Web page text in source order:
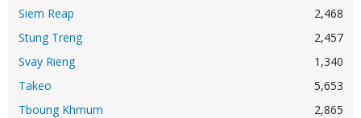
Siem Reap
2,468
Stung Treng
2,457
Svay Rieng
1,340
Takeo
5,653
Tboung Khmum
2,865